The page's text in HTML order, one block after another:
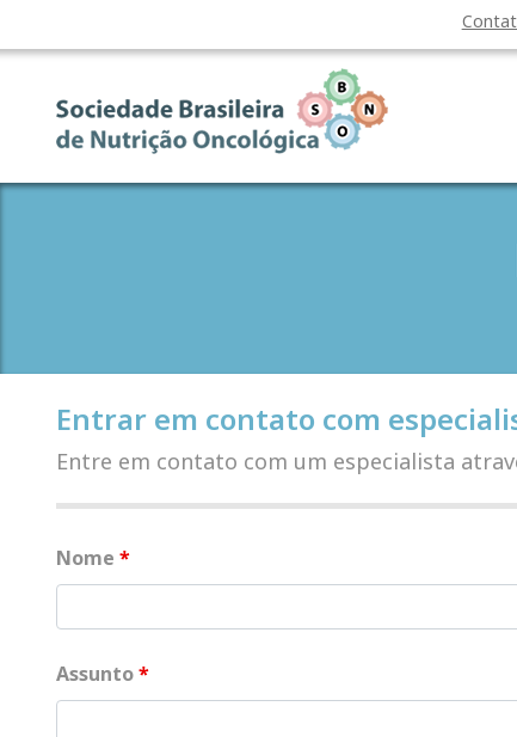
Entrar em contato com
Entre em contato com um especialista
Nome *
Assunto*